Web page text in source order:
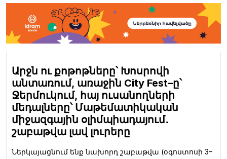
Արջն ու քոթոթները՝ Խոսրովի
անտառում, առաջին City Fest–ը՝
Ջերմուկում, հայ ուսանողների
մեդալները՝ Մաթեմատիկական
միջազգային օլիմպիադայում․
շաբաթվա լավ լուրերը
Ներկայացնում ենք նախորդ շաբաթվա (օգոստոսի 3–